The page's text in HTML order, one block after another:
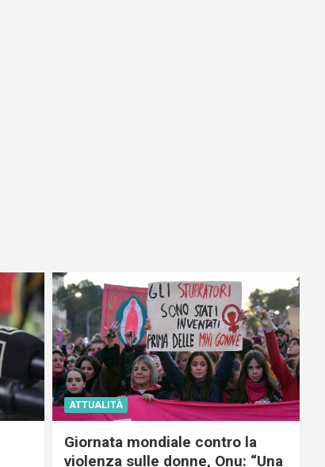
ATTUALITÀ
Giornata mondiale contro la
violenza sulle donne, Onu: “Una